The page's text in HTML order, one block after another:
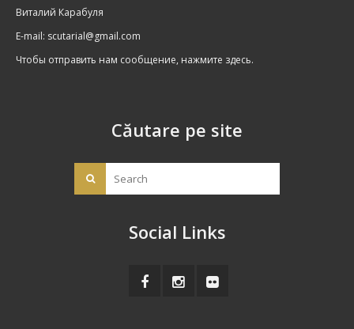
Виталий Карабуля
E-mail: scutarial@gmail.com
Чтобы отправить нам сообщение, нажмите здесь.
Căutare pe site
Social Links